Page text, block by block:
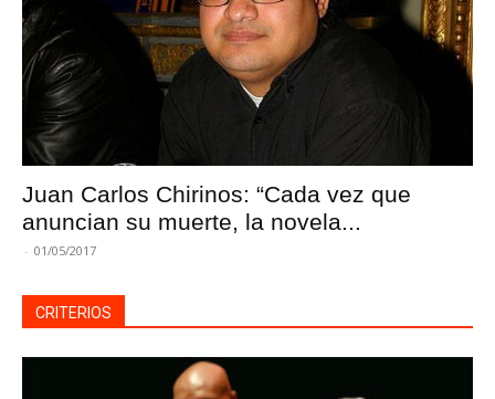
Juan Carlos Chirinos: “Cada vez que
anuncian su muerte, la novela...
- 01/05/2017
CRITERIOS